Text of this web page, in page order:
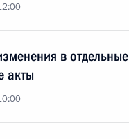
в отдельные
акты